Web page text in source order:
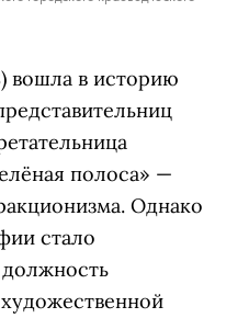
вошла в историю
полоса» —
Однако
стало
должность